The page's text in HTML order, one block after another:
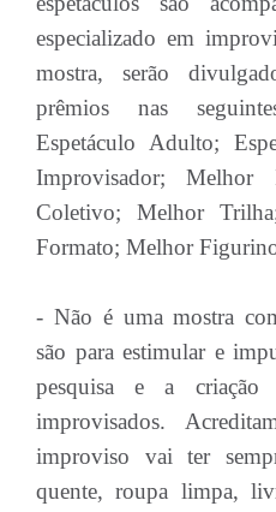
especializado em
mostra, serão
prêmios nas
Espetáculo Adulto;
Improvisador; Melhor
Coletivo; Melhor
Formato; Melhor
- Não é uma mostra
são para estimular e
pesquisa e a criação
improvisados.
improviso vai ter
quente, roupa limpa,